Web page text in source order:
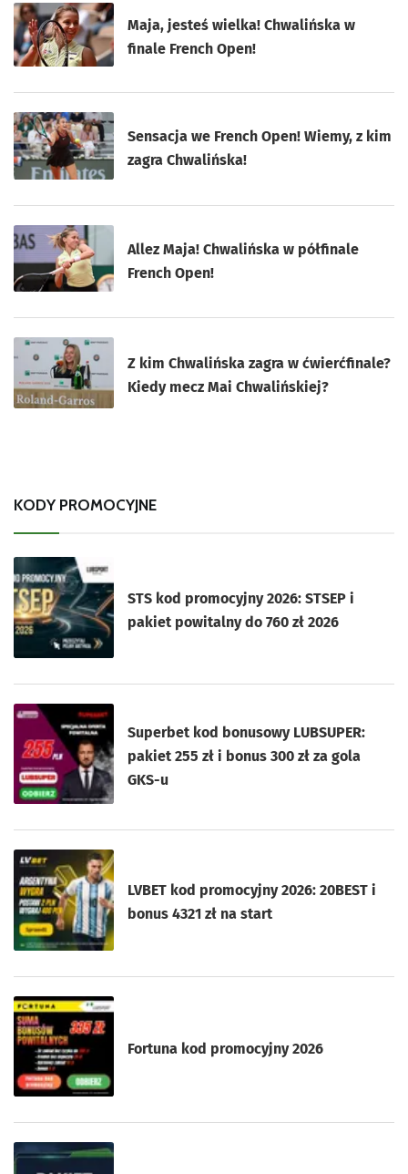
Maja, jesteś wielka! Chwalińska w
finale French Open!
Sensacja we French Open! Wiemy, z kim
zagra Chwalińska!
Allez Maja! Chwalińska w półfinale
French Open!
Z kim Chwalińska zagra w ćwierćfinale?
Kiedy mecz Mai Chwalińskiej?
KODY PROMOCYJNE
STS kod promocyjny 2026: STSEP i
pakiet powitalny do 760 zł 2026
Superbet kod bonusowy LUBSUPER:
pakiet 255 zł i bonus 300 zł za gola
GKS-u
LVBET kod promocyjny 2026: 20BEST i
bonus 4321 zł na start
Fortuna kod promocyjny 2026